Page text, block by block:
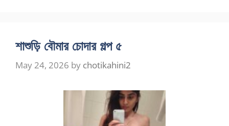
শাশুড়ি বৌমার চোদার গল্প ৫
May 24, 2026 by chotikahini2